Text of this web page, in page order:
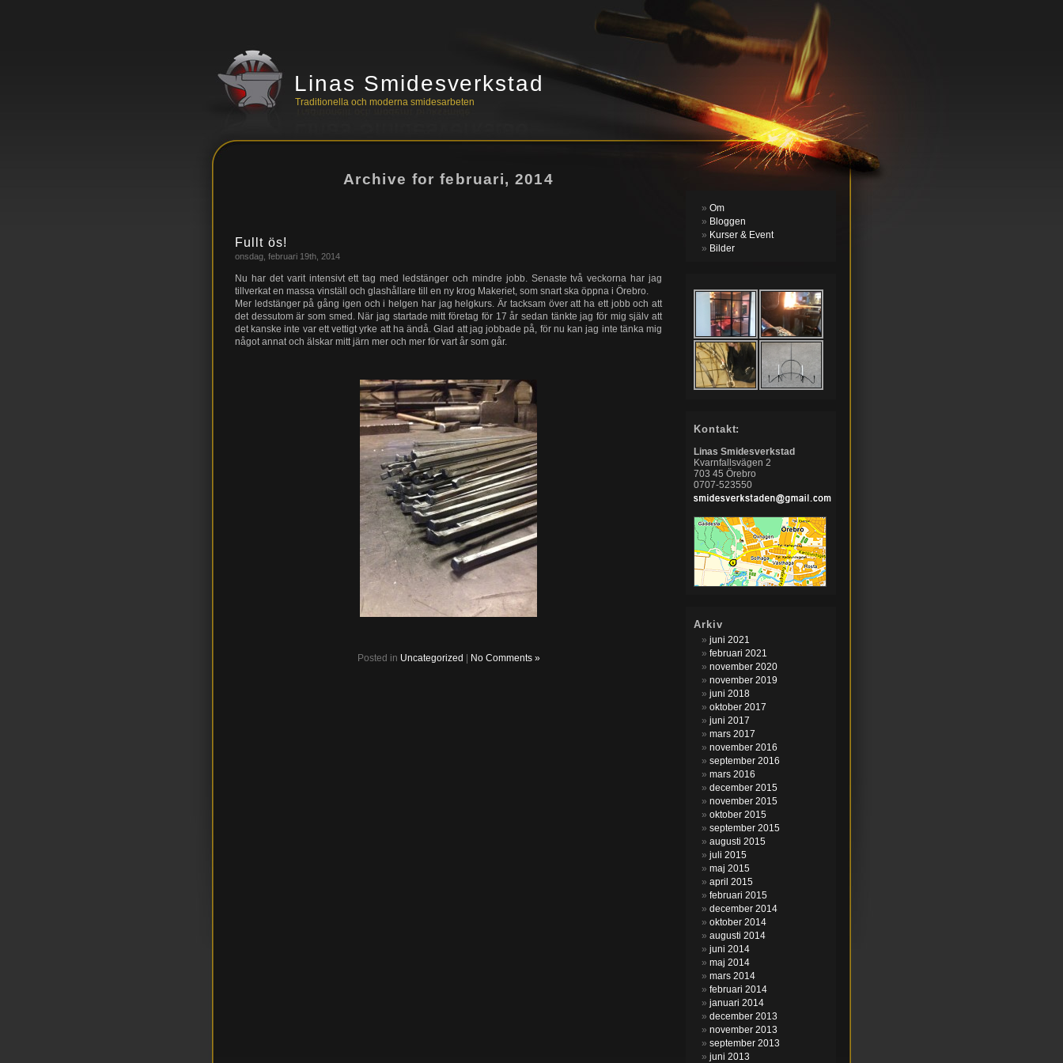
Linas Smidesverkstad
Traditionella och moderna smidesarbeten
Archive for februari, 2014
Fullt ös!
onsdag, februari 19th, 2014
Nu har det varit intensivt ett tag med ledstänger och mindre jobb. Senaste två veckorna har jag
tillverkat en massa vinställ och glashållare till en ny krog Makeriet, som snart ska öppna i Örebro.
Mer ledstänger på gång igen och i helgen har jag helgkurs. Är tacksam över att ha ett jobb och att
det dessutom är som smed. När jag startade mitt företag för 17 år sedan tänkte jag för mig själv att
det kanske inte var ett vettigt yrke att ha ändå. Glad att jag jobbade på, för nu kan jag inte tänka mig
något annat och älskar mitt järn mer och mer för vart år som går.
Posted in Uncategorized No Comments »
Om
Bloggen
Kurser & Event
Bilder
Kontakt:
Linas Smidesverkstad
Kvarnfallsvägen 2
703 45 Örebro
0707-523550
Arkiv
juni 2021
februari 2021
november 2020
november 2019
juni 2018
oktober 2017
juni 2017
mars 2017
november 2016
september 2016
mars 2016
december 2015
november 2015
oktober 2015
september 2015
augusti 2015
juli 2015
maj 2015
april 2015
februari 2015
december 2014
oktober 2014
augusti 2014
juni 2014
maj 2014
mars 2014
februari 2014
januari 2014
december 2013
november 2013
september 2013
juni 2013